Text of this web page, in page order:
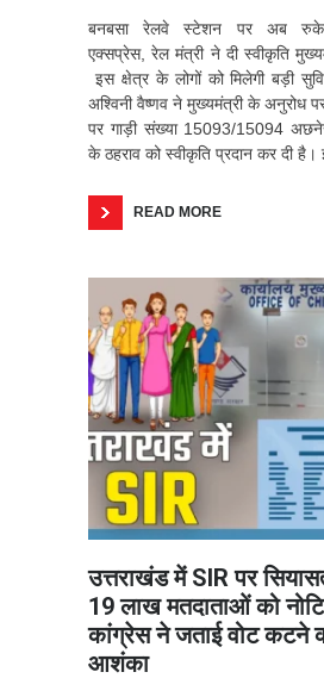
बनबसा रेलवे स्टेशन पर अब
एक्सप्रेस, रेल मंत्री ने दी स्वीकृति
इस क्षेत्र के लोगों को मिलेगी बड़ी
अश्विनी वैष्णव ने मुख्यमंत्री के अनुरोध
पर गाड़ी संख्या 15093/15094
के ठहराव को स्वीकृति प्रदान कर दी
READ MORE
उत्तराखंड में SIR पर
19 लाख मतदाताओं को
कांग्रेस ने जताई वोट कटने
आशंका